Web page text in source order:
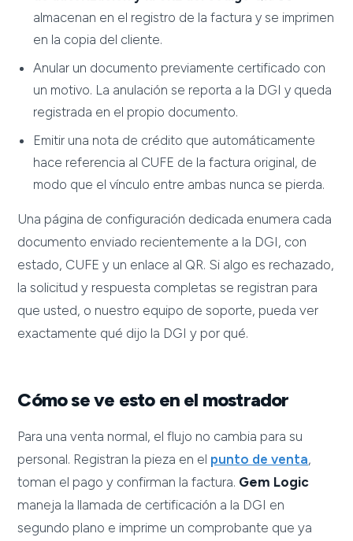
almacenan en el registro de la factura y se imprimen
en la copia del cliente.
Anular un documento previamente certificado con
un motivo. La anulación se reporta a la DGI y queda
registrada en el propio documento.
Emitir una nota de crédito que automáticamente
hace referencia al CUFE de la factura original, de
modo que el vínculo entre ambas nunca se pierda.
Una página de configuración dedicada enumera cada
documento enviado recientemente a la DGI, con
estado, CUFE y un enlace al QR. Si algo es rechazado,
la solicitud y respuesta completas se registran para
que usted, o nuestro equipo de soporte, pueda ver
exactamente qué dijo la DGI y por qué.
Cómo se ve esto en el mostrador
Para una venta normal, el flujo no cambia para su
personal. Registran la pieza en el punto de venta,
toman el pago y confirman la factura. Gem Logic
maneja la llamada de certificación a la DGI en
segundo plano e imprime un comprobante que ya